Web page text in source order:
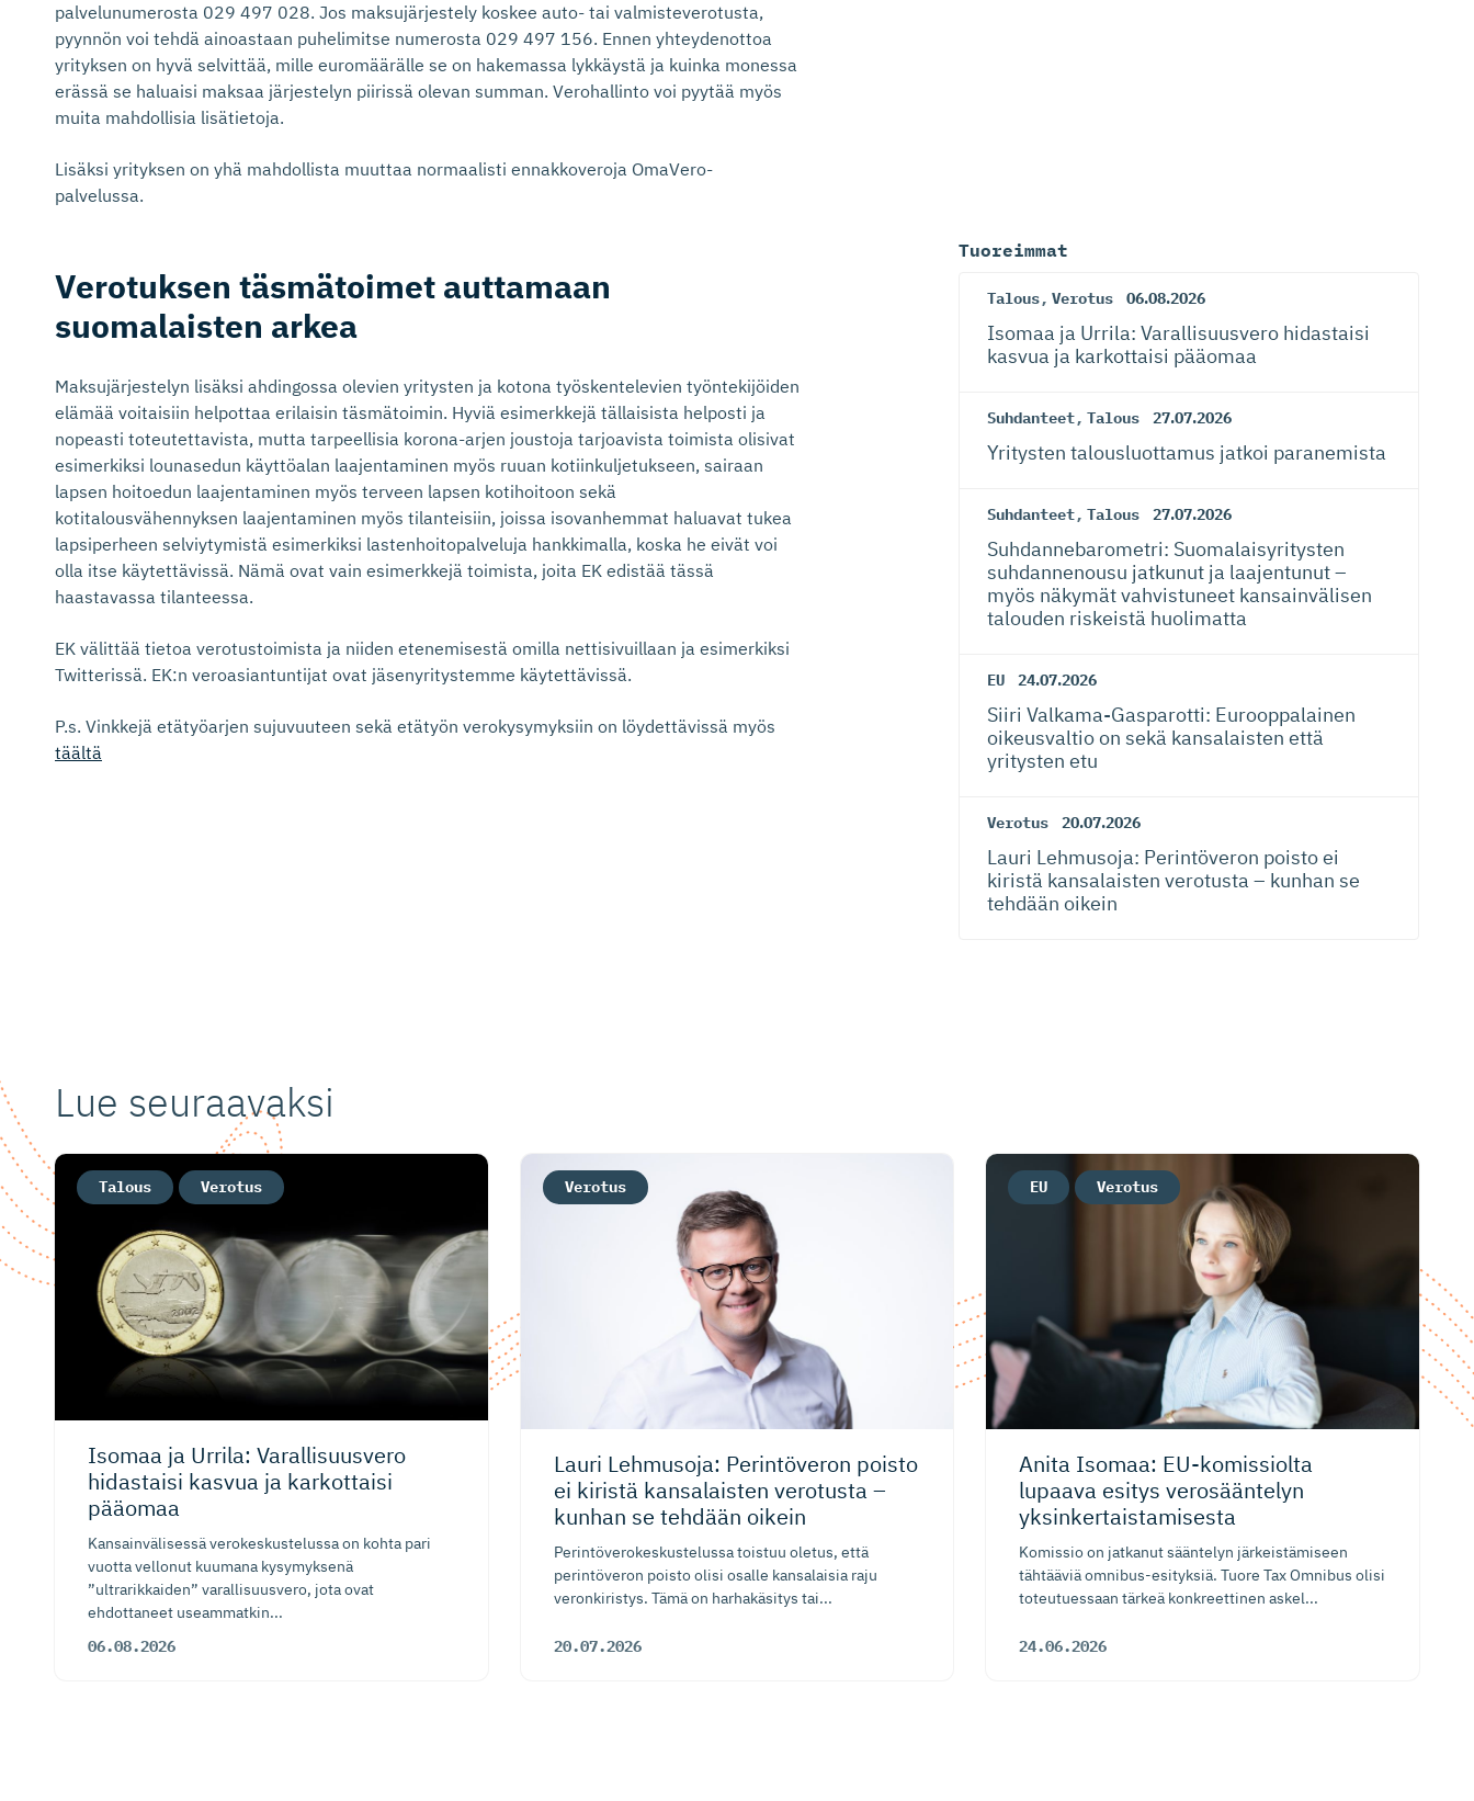
palvelunumerosta 029 497 028. Jos maksujärjestely koskee auto- tai valmisteverotusta,
pyynnön voi tehdä ainoastaan puhelimitse numerosta 029 497 156. Ennen yhteydenottoa
yrityksen on hyvä selvittää, mille euromäärälle se on hakemassa lykkäystä ja kuinka monessa
erässä se haluaisi maksaa järjestelyn piirissä olevan summan. Verohallinto voi pyytää myös
muita mahdollisia lisätietoja.
Lisäksi yrityksen on yhä mahdollista muuttaa normaalisti ennakkoveroja OmaVero-
palvelussa.
Verotuksen täsmätoimet auttamaan
suomalaisten arkea
Maksujärjestelyn lisäksi ahdingossa olevien yritysten ja kotona työskentelevien työntekijöiden
elämää voitaisiin helpottaa erilaisin täsmätoimin. Hyviä esimerkkejä tällaisista helposti ja
nopeasti toteutettavista, mutta tarpeellisia korona-arjen joustoja tarjoavista toimista olisivat
esimerkiksi lounasedun käyttöalan laajentaminen myös ruuan kotiinkuljetukseen, sairaan
lapsen hoitoedun laajentaminen myös terveen lapsen kotihoitoon sekä
kotitalousvähennyksen laajentaminen myös tilanteisiin, joissa isovanhemmat haluavat tukea
lapsiperheen selviytymistä esimerkiksi lastenhoitopalveluja hankkimalla, koska he eivät voi
olla itse käytettävissä. Nämä ovat vain esimerkkejä toimista, joita EK edistää tässä
haastavassa tilanteessa.
EK välittää tietoa verotustoimista ja niiden etenemisestä omilla nettisivuillaan ja esimerkiksi
Twitterissä. EK:n veroasiantuntijat ovat jäsenyritystemme käytettävissä.
P.s. Vinkkejä etätyöarjen sujuvuuteen sekä etätyön verokysymyksiin on löydettävissä myös
täältä
Tuoreimmat
Talous, Verotus 06.08.2026
Isomaa ja Urrila: Varallisuusvero hidastaisi
kasvua ja karkottaisi pääomaa
Suhdanteet, Talous 27.07.2026
Yritysten talousluottamus jatkoi paranemista
Suhdanteet, Talous 27.07.2026
Suhdanneba­ro­metri: Suomalaisy­ri­tysten
suhdannenousu jatkunut ja laajentunut –
myös näkymät vahvistuneet kansainvälisen
talouden riskeistä huolimatta
EU 24.07.2026
Siiri Valkama-Gas­pa­rotti: Eurooppalainen
oikeusvaltio on sekä kansalaisten että
yritysten etu
Verotus 20.07.2026
Lauri Lehmusoja: Perintöveron poisto ei
kiristä kansalaisten verotusta – kunhan se
tehdään oikein
Lue seuraavaksi
Isomaa ja Urrila: Varallisuusvero
hidastaisi kasvua ja karkottaisi
pääomaa
Kansainvälisessä verokeskustelussa on kohta pari
vuotta vellonut kuumana kysymyksenä
”ultrarikkaiden” varallisuusvero, jota ovat
ehdottaneet useammatkin...
06.08.2026
Talous Verotus
Lauri Lehmusoja: Perintöveron poisto
ei kiristä kansalaisten verotusta –
kunhan se tehdään oikein
Perintöverokeskustelussa toistuu oletus, että
perintöveron poisto olisi osalle kansalaisia raju
veronkiristys. Tämä on harhakäsitys tai...
20.07.2026
Verotus
Anita Isomaa: EU-komissiolta
lupaava esitys verosääntelyn
yksinkertais­ta­misesta
Komissio on jatkanut sääntelyn järkeistämiseen
tähtääviä omnibus-esityksiä. Tuore Tax Omnibus olisi
toteutuessaan tärkeä konkreettinen askel...
24.06.2026
EU Verotus